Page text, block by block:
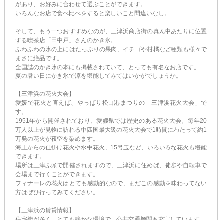
があり、お好みに合わせて選ぶことができます。
いろんなお店で食べ比べをすると楽しいこと間違いなし。
そして、もう一つおすすめなのが、三津浜商店街の真ん中あたりに位置
する喫茶店「田中戸」さんのかき氷。
ふわふわの氷の上にはたっぷりの果肉、イチゴや柑橘など種類も様々で
まさに絶品です。
全国誌のかき氷の本にも掲載されていて、とっても有名なお店です。
夏の暑い日にかき氷で涼を堪能してみてはいかがでしょうか。
【三津浜の花火大会】
愛媛で花火と言えば、やっぱり松山港まつりの「三津浜花火大会」で
す。
1951年から開催されており、愛媛県では歴史のある花火大会。毎年20
万人以上が見物に訪れる中四国最大級の花火大会で1時間にわたって約1
万発の花火が夜空を染めます。
海上からの仕掛け花火や水中花火、15号玉など、いろいろな花火も堪能
できます。
場所は三津ふ頭で開催されますので、三津浜に住めば、徒歩や自転車で
会場まで行くことができます。
フィナーレの花火はとても感動的なので、まだこの感動を味わってない
方はぜひ行ってみてください。
【三津浜の賃貸情報】